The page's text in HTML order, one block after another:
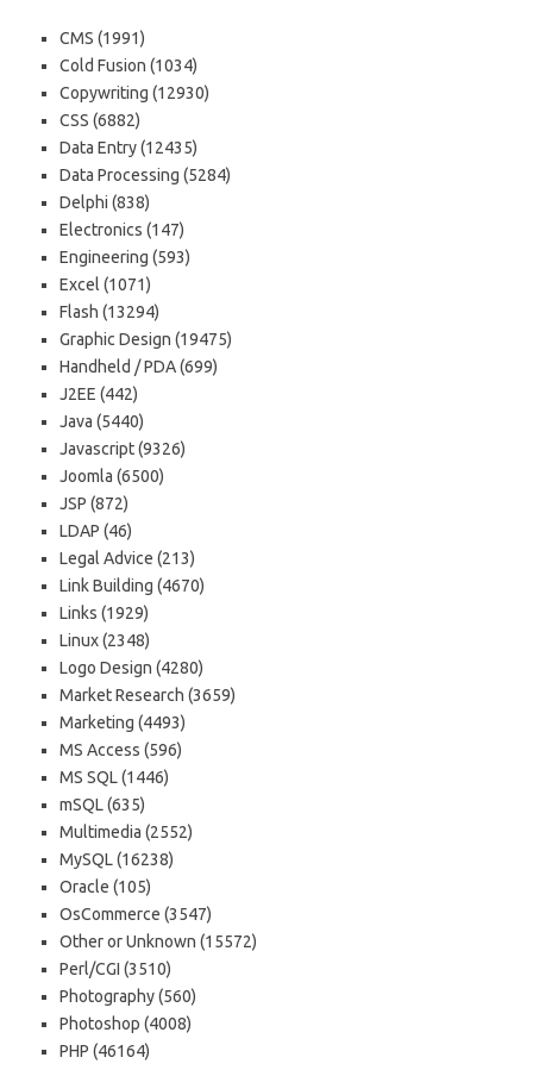
CMS (1991)
Cold Fusion (1034)
Copywriting (12930)
CSS (6882)
Data Entry (12435)
Data Processing (5284)
Delphi (838)
Electronics (147)
Engineering (593)
Excel (1071)
Flash (13294)
Graphic Design (19475)
Handheld / PDA (699)
J2EE (442)
Java (5440)
Javascript (9326)
Joomla (6500)
JSP (872)
LDAP (46)
Legal Advice (213)
Link Building (4670)
Links (1929)
Linux (2348)
Logo Design (4280)
Market Research (3659)
Marketing (4493)
MS Access (596)
MS SQL (1446)
mSQL (635)
Multimedia (2552)
MySQL (16238)
Oracle (105)
OsCommerce (3547)
Other or Unknown (15572)
Perl/CGI (3510)
Photography (560)
Photoshop (4008)
PHP (46164)